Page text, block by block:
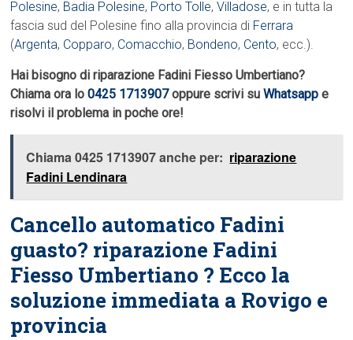
Polesine, Badia Polesine, Porto Tolle,Villadose, e in tutta la
fascia sud del Polesine fino alla provincia di Ferrara
(Argenta, Copparo, Comacchio, Bondeno, Cento, ecc.).
Hai bisogno di riparazione Fadini Fiesso Umbertiano?
Chiama ora lo0425 1713907oppure scrivi suWhatsapp e
risolvi il problema in poche ore!
Chiama 0425 1713907 anche per: riparazione
Fadini Lendinara
Cancello automatico Fadini
guasto? riparazione Fadini
Fiesso Umbertiano ? Ecco la
soluzione immediata a Rovigo e
provincia